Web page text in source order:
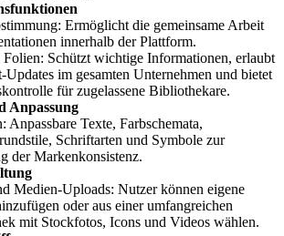
Ermöglicht die gemeinsame Arbeit
innerhalb der Plattform.
Folien: Schützt wichtige Informationen, erlaubt
Updates im gesamten Unternehmen und bietet
für zugelassene Bibliothekare.
Anpassung
Anpassbare Texte, Farbschemata,
Schriftarten und Symbole zur
der Markenkonsistenz.
Medien-Uploads: Nutzer können eigene
oder aus einer umfangreichen
mit Stockfotos, Icons und Videos wählen.